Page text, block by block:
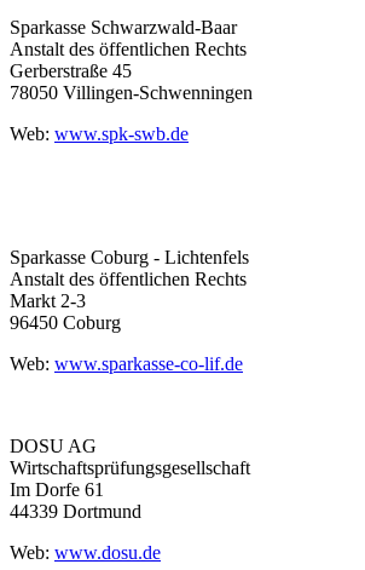
Sparkasse Schwarzwald-Baar
Anstalt des öffentlichen Rechts
Gerberstraße 45
78050 Villingen-Schwenningen
Web: www.spk-swb.de
Sparkasse Coburg - Lichtenfels
Anstalt des öffentlichen Rechts
Markt 2-3
96450 Coburg
Web: www.sparkasse-co-lif.de
DOSU AG
Wirtschaftsprüfungsgesellschaft
Im Dorfe 61
44339 Dortmund
Web: www.dosu.de